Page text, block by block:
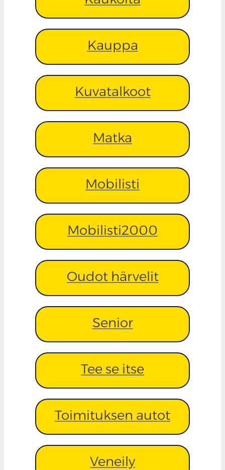
Kauppa
Kuvatalkoot
Matka
Mobilisti
Mobilisti2000
Oudot härvelit
Senior
Tee se itse
Toimituksen autot
Veneily